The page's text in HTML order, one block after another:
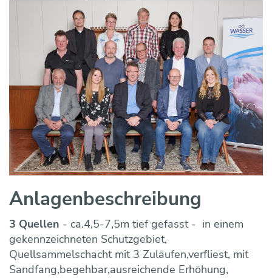
Anlagen­beschreibung
3 Quellen - ca.4,5-7,5m tief gefasst - in einem
gekennzeichneten Schutzgebiet,
Quellsammelschacht mit 3 Zuläufen,verfliest, mit
Sandfang,begehbar,ausreichende Erhöhung,